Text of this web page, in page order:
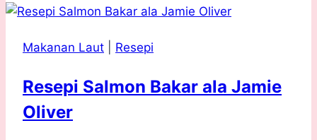
Simple
Menjilat
Makanan Laut Resepi
Resepi Salmon Bakar ala Jamie
Oliver